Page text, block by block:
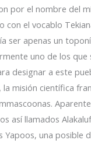
por el nombre del
con el vocablo
ser apenas un
uno de los que
designar a este
misión científica
así llamados
Yapoos, una posible